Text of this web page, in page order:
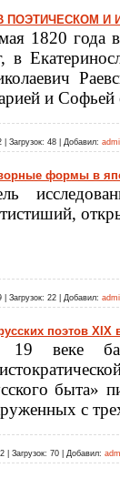
ПОЭТИЧЕСКОМ
1820 года
в
и Софьей
Загрузок: 48 Добавил:
формы в
Загрузок: 22 Добавил:
поэтов XIX
веке бал
быта»
с
Загрузок: 70 Добавил: